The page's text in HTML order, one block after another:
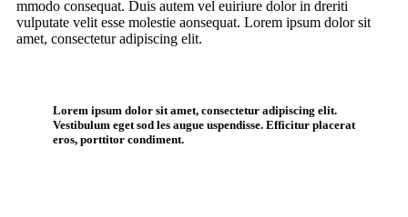
mmodo consequat. Duis autem vel euiriure dolor in dreriti
vulputate velit esse molestie aonsequat. Lorem ipsum dolor sit
amet, consectetur adipiscing elit.
Lorem ipsum dolor sit amet, consectetur adipiscing elit.
Vestibulum eget sod les augue uspendisse. Efficitur placerat
eros, porttitor condiment.